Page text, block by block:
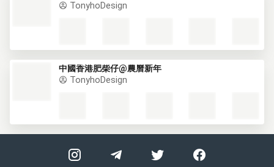
TonyhoDesign
中國香港肥柴仔@農曆新年
TonyhoDesign